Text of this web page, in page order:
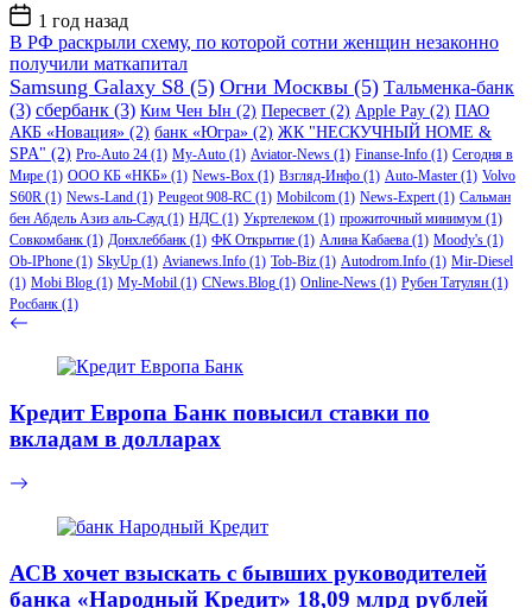
Дата
записи
1 год назад
В РФ раскрыли схему, по которой сотни женщин незаконно
получили маткапитал
Samsung Galaxy S8 (5) Огни Москвы (5) Тальменка-банк
(3) сбербанк (3) Ким Чен Ын (2) Пересвет (2) Apple Pay (2) ПАО
АКБ «Новация» (2) банк «Югра» (2) ЖК "НЕСКУЧНЫЙ HOME &
SPA" (2) Pro-Auto 24 (1) My-Auto (1) Aviator-News (1) Finanse-Info (1) Сегодня в
Мире (1) ООО КБ «НКБ» (1) News-Box (1) Взгляд-Инфо (1) Auto-Master (1) Volvo
S60R (1) News-Land (1) Peugeot 908-RC (1) Mobilcom (1) News-Expert(1) Сальман
бен Абдель Азиз аль-Сауд (1) НДС (1) Укртелеком (1) прожиточный минимум (1)
Совкомбанк (1) Донхлеббанк (1) ФК Открытие (1) Алина Кабаева (1) Moody's (1)
Ob-IPhone (1) SkyUp (1) Avianews.Info (1) Tob-Biz (1) Autodrom.Info (1) Mir-Diesel
(1) Mobi Blog (1) My-Mobil (1) CNews.Blog (1) Online-News (1) Рубен Татулян (1)
Росбанк (1)
Кредит Европа Банк повысил ставки по
вкладам в долларах
АСВ хочет взыскать с бывших руководителей
банка «Народный Кредит» 18,09 млрд рублей